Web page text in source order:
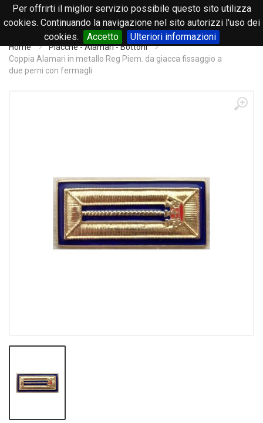
Per offrirti il miglior servizio possibile questo sito utilizza
cookies. Continuando la navigazione nel sito autorizzi l'uso dei
cookies.
Accetto Ulteriori informazioni
0
Home
Placche - Alamari - Bottoni
Coppia Alamari in metallo Reg Piem. da giacca fissaggio a
due perni con fermagli